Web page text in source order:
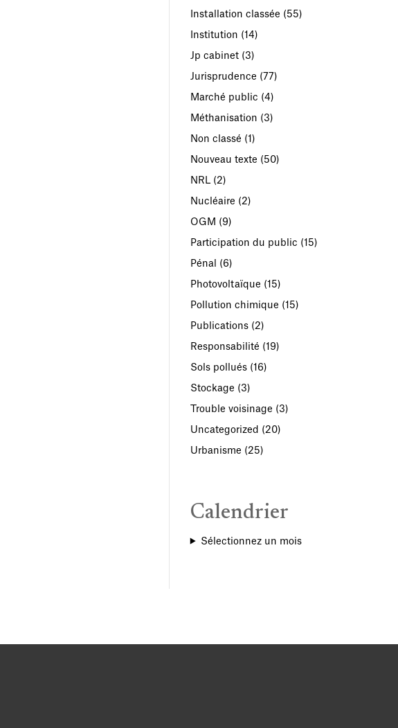
Installation classée (55)
Institution (14)
Jp cabinet(3)
Jurisprudence (77)
Marché public (4)
Méthanisation (3)
Non classé (1)
Nouveau texte (50)
NRL(2)
Nucléaire (2)
OGM (9)
Participation du public (15)
Pénal (6)
Photovoltaïque (15)
Pollution chimique (15)
Publications(2)
Responsabilité (19)
Sols pollués(16)
Stockage (3)
Trouble voisinage (3)
Uncategorized (20)
Urbanisme (25)
Calendrier
Sélectionnez un mois